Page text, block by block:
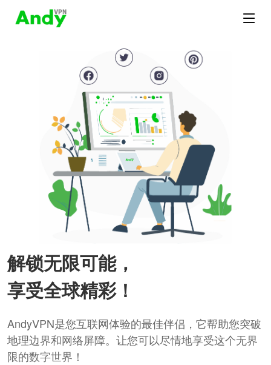
解锁无限可能，
享受全球精彩！
AndyVPN是您互联网体验的最佳伴侣，它帮助您突破
地理边界和网络屏障。让您可以尽情地享受这个无界
限的数字世界！